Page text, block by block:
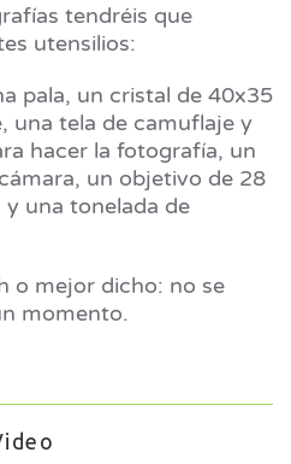
tendréis que
utensilios:
pala, un cristal de 40x35
una tela de camuflaje y
hacer la fotografía, un
un objetivo de 28
una tonelada de
o mejor dicho: no se
momento.